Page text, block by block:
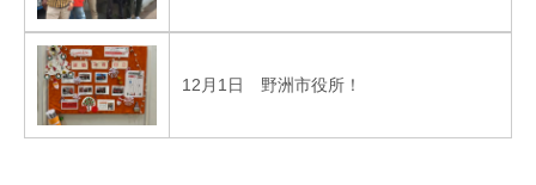
12月1日 野洲市役所！